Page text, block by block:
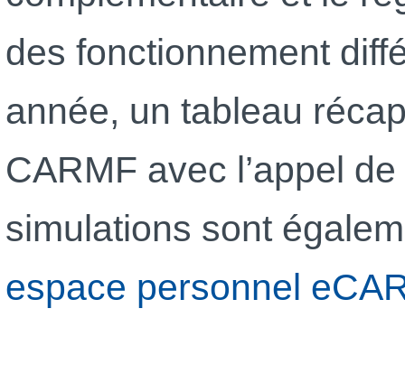
des fonctionnement
année, un tableau
CARMF avec l’appel
simulations sont
espace personnel